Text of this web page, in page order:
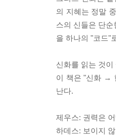
의 지혜는 정말
스의 신들은 단
을 하나의 "코드"
신화를 읽는 것이
이 책은 "신화 →
난다.
제우스: 권력은
하데스: 보이지